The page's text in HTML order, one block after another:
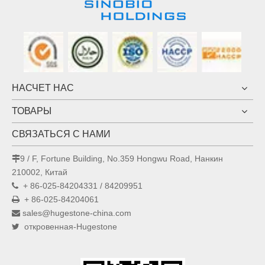
НАСЧЕТ НАС
ТОВАРЫ
СВЯЗАТЬСЯ С НАМИ
9 / F, Fortune Building, No.359 Hongwu Road, Нанкин
210002, Китай
 + 86-025-84204331 / 84209951
 + 86-025-84204061
 sales@hugestone-china.com
 откровенная-Hugestone